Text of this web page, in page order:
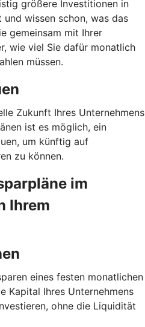
größere Investitionen in
und wissen schon, was das
gemeinsam mit Ihrer
wie viel Sie dafür monatlich
müssen.
Zukunft Ihres Unternehmens
ist es möglich, ein
um künftig auf
zu können.
im
Ihrem
eines festen monatlichen
Kapital Ihres Unternehmens
ohne die Liquidität